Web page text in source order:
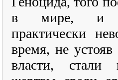
в мире, и
практически
время, не
власти, стали